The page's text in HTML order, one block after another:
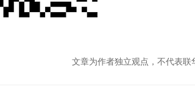
文章为作者独立观点，不代表联